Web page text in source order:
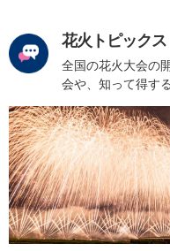
花火トピックス
全国の花火大会の
会や、知って得す